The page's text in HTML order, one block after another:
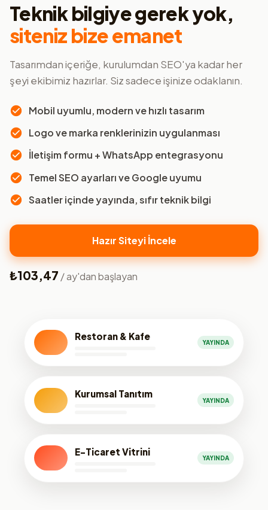
Teknik bilgiye gerek yok,
siteniz bize emanet
Tasarımdan içeriğe, kurulumdan SEO'ya kadar her
şeyi ekibimiz hazırlar. Siz sadece işinize odaklanın.
Mobil uyumlu, modern ve hızlı tasarım
Logo ve marka renklerinizin uygulanması
İletişim formu + WhatsApp entegrasyonu
Temel SEO ayarları ve Google uyumu
Saatler içinde yayında, sıfır teknik bilgi
Hazır Siteyi İncele
₺103,47 / ay'dan başlayan
Restoran & Kafe
YAYINDA
Kurumsal Tanıtım
YAYINDA
E-Ticaret Vitrini
YAYINDA